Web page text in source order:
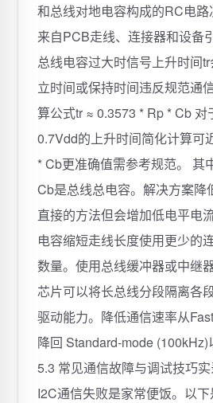
和总线对地电容构成的RC电
来自PCB走线、连接器和设备
总线电容过大时信号上升时间
立时间或保持时间违反规范通
算公式tr ≈ 0.3573 * Rp * Cb 对
0.7Vdd的上升时间简化计算可
* Cb更准确值需参考规范。 其
Cb是总线总电容。解决方案降
直接的方法但会增加低电平电
电容缩短走线长度使用更少的
数量。使用总线缓冲器或中继
芯片可以将长总线分段隔离各
驱动能力。降低通信速率从
降回 Standard-mode (100kHz)
5.3 常见通信故障与调试技巧
I2C通信失败是家常便饭。以